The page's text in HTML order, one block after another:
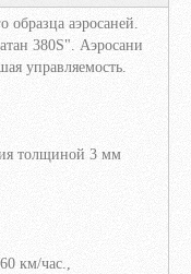
образца аэросаней.
380S". Аэросани
управляемость.
толщиной 3 мм
км/час.,